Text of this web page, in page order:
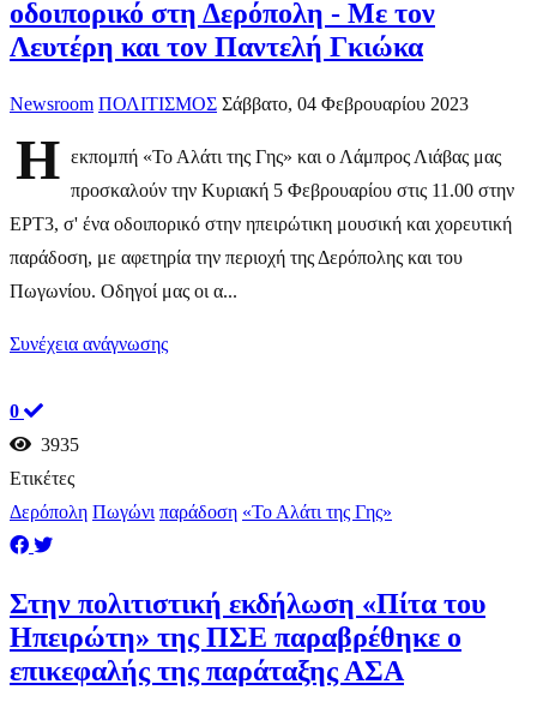
οδοιπορικό στη Δερόπολη - Με τον
Λευτέρη και τον Παντελή Γκιώκα
Newsroom ΠΟΛΙΤΙΣΜΟΣ Σάββατο, 04 Φεβρουαρίου 2023
Η εκπομπή «Το Αλάτι της Γης» και ο Λάμπρος Λιάβας μας
προσκαλούν την Κυριακή 5 Φεβρουαρίου στις 11.00 στην
ΕΡΤ3, σ' ένα οδοιπορικό στην ηπειρώτικη μουσική και χορευτική
παράδοση, με αφετηρία την περιοχή της Δερόπολης και του
Πωγωνίου. Οδηγοί μας οι α...
Συνέχεια ανάγνωσης
0
3935
Ετικέτες
Δερόπολη Πωγώνι παράδοση «Το Αλάτι της Γης»
Στην πολιτιστική εκδήλωση «Πίτα του
Ηπειρώτη» της ΠΣΕ παραβρέθηκε ο
επικεφαλής της παράταξης ΑΣΑ